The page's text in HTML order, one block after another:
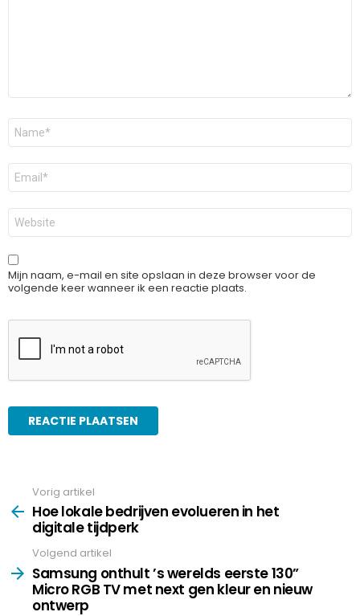
Naam
E-
mail
*
Site
Mijn naam, e-mail en site opslaan in deze browser voor de
volgende keer wanneer ik een reactie plaats.
more
Vorig artikel
Hoe lokale bedrijven evolueren in het
digitale tijdperk
Volgend artikel
Samsung onthult ’s werelds eerste 130”
Micro RGB TV met next gen kleur en nieuw
ontwerp